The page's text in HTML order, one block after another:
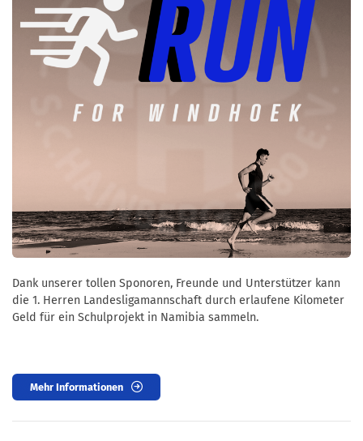
Dank unserer tollen Sponoren, Freunde und Unterstützer kann
die 1. Herren Landesligamannschaft durch erlaufene Kilometer
Geld für ein Schulprojekt in Namibia sammeln.
Mehr Informationen